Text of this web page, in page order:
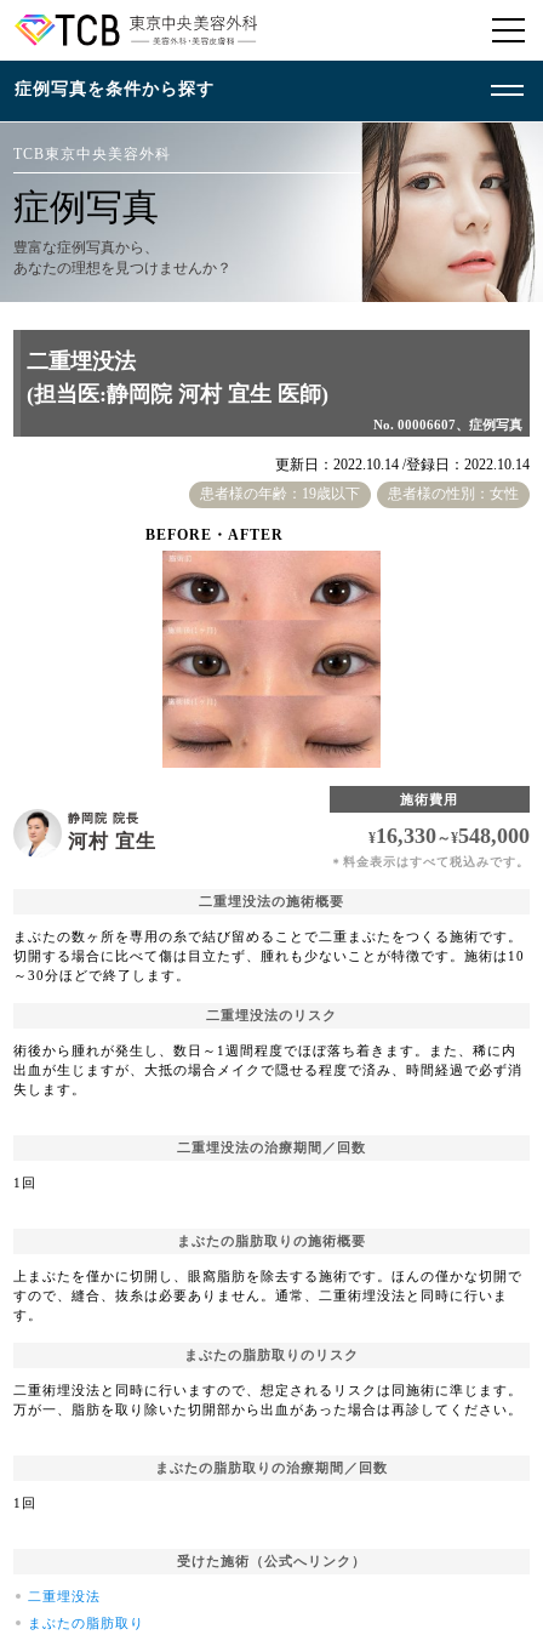
TCB東京中央美容外科
症例写真
豊富な症例写真から、
あなたの理想を見つけませんか？
二重埋没法
(担当医:静岡院 河村 宜生 医師)
No. 00006607、症例写真
患者様の年齢：19歳以下 患者様の性別：女性
更新日：2022.10.14 /登録日：2022.10.14
BEFORE・AFTER
静岡院 院長
河村 宜生
施術費用
¥16,330～¥548,000
＊ 料金表示はすべて税込みです。
二重埋没法の施術概要
まぶたの数ヶ所を専用の糸で結び留めることで二重まぶたをつくる施術です。
切開する場合に比べて傷は目立たず、腫れも少ないことが特徴です。施術は10
～30分ほどで終了します。
二重埋没法のリスク
術後から腫れが発生し、数日～1週間程度でほぼ落ち着きます。また、稀に内
出血が生じますが、大抵の場合メイクで隠せる程度で済み、時間経過で必ず消
失します。
二重埋没法の治療期間／回数
1回
まぶたの脂肪取りの施術概要
上まぶたを僅かに切開し、眼窩脂肪を除去する施術です。ほんの僅かな切開で
すので、縫合、抜糸は必要ありません。通常、二重術埋没法と同時に行いま
す。
まぶたの脂肪取りのリスク
二重術埋没法と同時に行いますので、想定されるリスクは同施術に準じます。
万が一、脂肪を取り除いた切開部から出血があった場合は再診してください。
まぶたの脂肪取りの治療期間／回数
1回
受けた施術（公式へリンク）
二重埋没法
まぶたの脂肪取り